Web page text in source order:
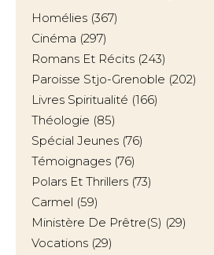
Homélies (367)
Cinéma (297)
Romans Et Récits (243)
Paroisse Stjo-Grenoble (202)
Livres Spiritualité (166)
Théologie (85)
Spécial Jeunes (76)
Témoignages (76)
Polars Et Thrillers (73)
Carmel (59)
Ministère De Prêtre(s) (29)
Vocations (29)